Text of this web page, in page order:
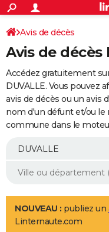
ACTUALITÉS
Politique
Société
Faits Divers
Education
Monde
Villes
+
SPORT
Coupe du monde 2026
Football
Tennis
Cyclisme
Rugby
Forum
Programme TV
TNT
Streaming
Cinéma
Sorties cinéma
Musique
+
FINANCE
Retraite
Epargne
Immobilier
Risques naturels par ville
Banque
Assurance
AUTO
Essais
Réserver un essai
Citadines
Berlines
SUV
Forum auto
+
Mobiles
Meilleur smartphone
Internet
Ordinateurs
Jeux vidéo
Guide high-tech
Aménagement intérieur
LIFESTYLE
Art de vivre
Bien-être
Loisirs
Mode
Modes de vie
Avis de décès
Avis de décès
Accédez gratuitement
DUVALLE. Vous pouvez
avis de décès ou un avis
nom d'un défunt et/ou le
commune dans le
NOUVEAU : publiez un
Linternaute.com